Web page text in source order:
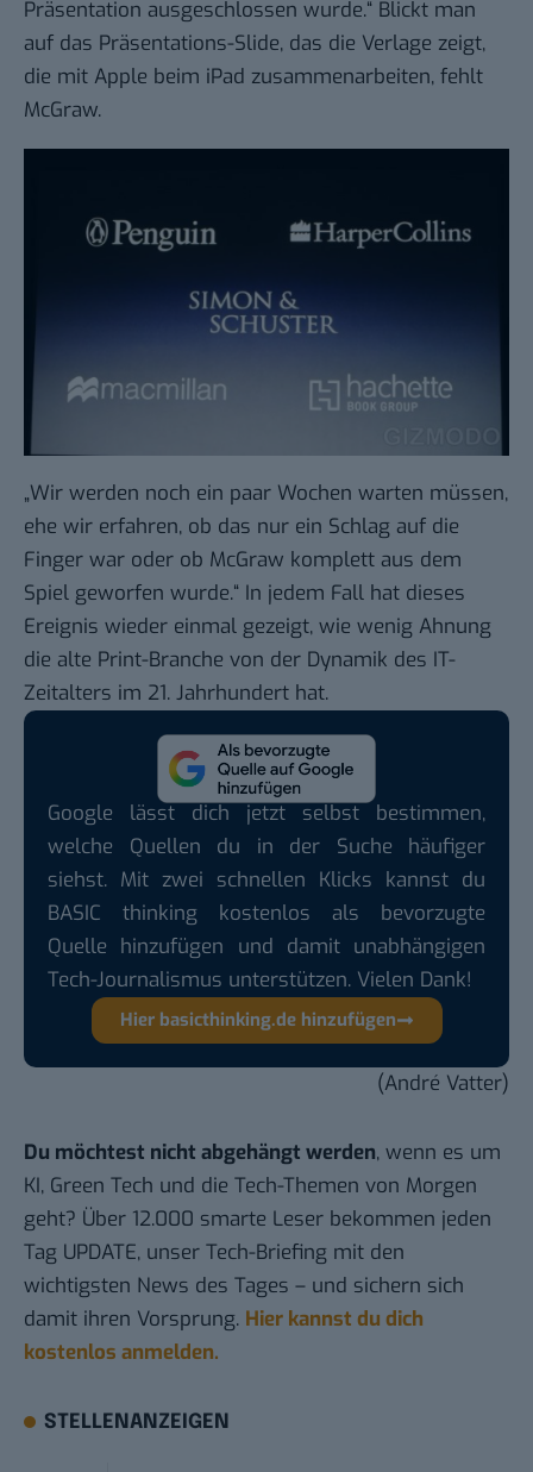
Präsentation ausgeschlossen wurde.“ Blickt man
auf das Präsentations-Slide, das die Verlage zeigt,
die mit Apple beim iPad zusammenarbeiten, fehlt
McGraw.
„Wir werden noch ein paar Wochen warten müssen,
ehe wir erfahren, ob das nur ein Schlag auf die
Finger war oder ob McGraw komplett aus dem
Spiel geworfen wurde.“ In jedem Fall hat dieses
Ereignis wieder einmal gezeigt, wie wenig Ahnung
die alte Print-Branche von der Dynamik des IT-
Zeitalters im 21. Jahrhundert hat.
Google lässt dich jetzt selbst bestimmen,
welche Quellen du in der Suche häufiger
siehst. Mit zwei schnellen Klicks kannst du
BASIC thinking kostenlos als bevorzugte
Quelle hinzufügen und damit unabhängigen
Tech-Journalismus unterstützen. Vielen Dank!
Hier basicthinking.de hinzufügen
(André Vatter)
Du möchtest nicht abgehängt werden, wenn es um
KI, Green Tech und die Tech-Themen von Morgen
geht? Über 12.000 smarte Leser bekommen jeden
Tag UPDATE, unser Tech-Briefing mit den
wichtigsten News des Tages – und sichern sich
damit ihren Vorsprung. Hier kannst du dich
kostenlos anmelden.
STELLENANZEIGEN